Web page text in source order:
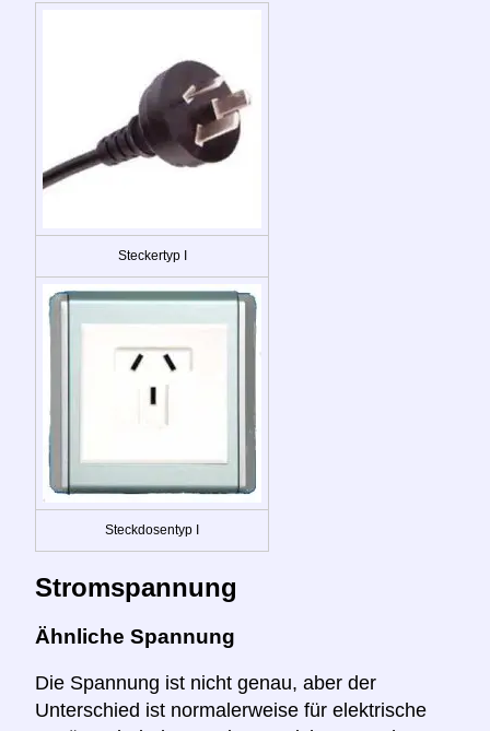
Steckertyp I
Steckdosentyp I
Stromspannung
Ähnliche Spannung
Die Spannung ist nicht genau, aber der
Unterschied ist normalerweise für elektrische